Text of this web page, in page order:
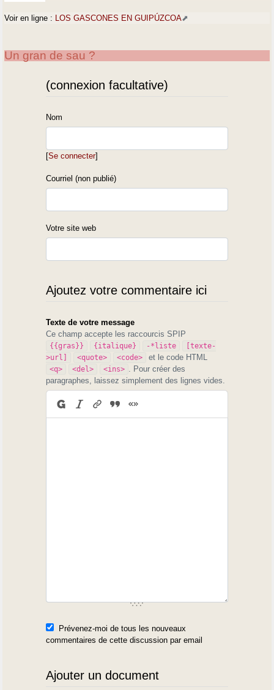
Voir en ligne : LOS GASCONES EN GUIPÚZCOA
Un gran de sau ?
(connexion facultative)
Nom
[Se connecter]
Courriel (non publié)
Votre site web
Ajoutez votre commentaire ici
Texte de votre message
Ce champ accepte les raccourcis SPIP
{{gras}} {italique} -*liste
[texte-
>url]
<quote> <code> et le code HTML
<q> <del> <ins> . Pour créer des
paragraphes, laissez simplement des lignes vides.
Prévenez-moi de tous les nouveaux
commentaires de cette discussion par email
Ajouter un document